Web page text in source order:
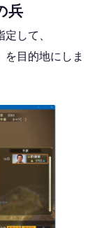
兵
して、
目的地にしま